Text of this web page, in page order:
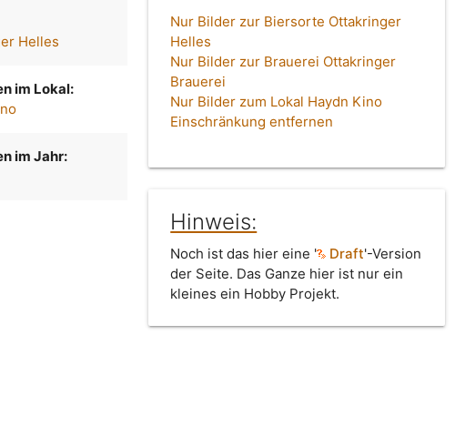
Helles
im Lokal:
im Jahr:
Nur Bilder zur Biersorte Ottakringer
Helles
Nur Bilder zur Brauerei Ottakringer
Brauerei
Nur Bilder zum Lokal Haydn Kino
Einschränkung entfernen
Hinweis:
Noch ist das hier eine ' Draft'-Version
der Seite. Das Ganze hier ist nur ein
kleines ein Hobby Projekt.